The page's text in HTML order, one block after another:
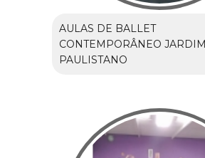
AULAS DE BALLET
CONTEMPORÂNEO JARDIM
PAULISTANO